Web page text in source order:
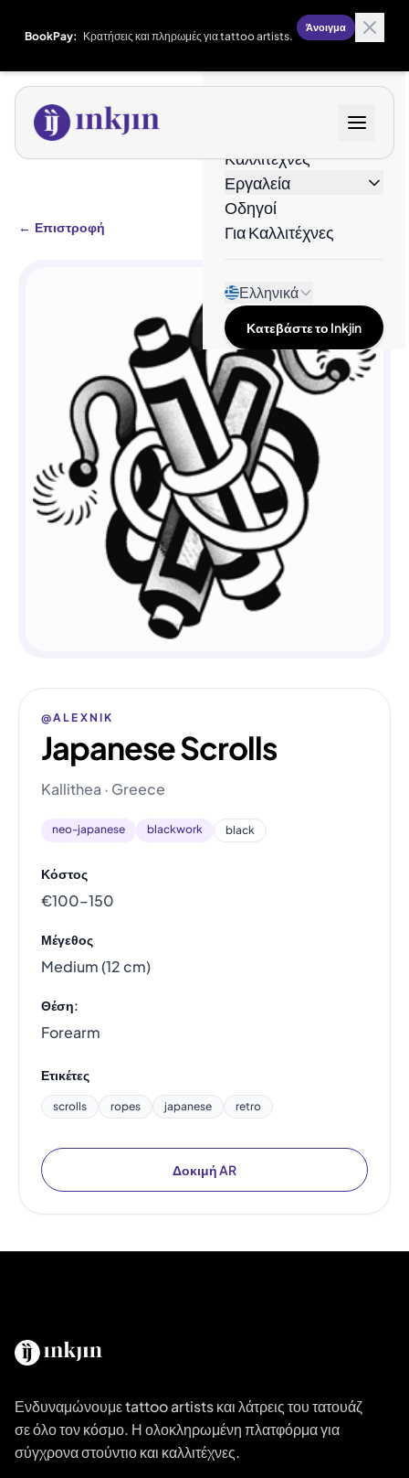
BookPay: Κρατήσεις και πληρωμές για tattoo artists.
Άνοιγμα
Καλλιτέχνες
Εργαλεία
Οδηγοί
Για Καλλιτέχνες
Ελληνικά
Κατεβάστε το Inkjin
← Επιστροφή
@ALEXNIK
Japanese Scrolls
Kallithea · Greece
neo-japanese blackwork black
Κόστος
€100–150
Μέγεθος
Medium (12 cm)
Θέση:
Forearm
Ετικέτες
scrolls ropes japanese retro
Δοκιμή AR
Ενδυναμώνουμε tattoo artists και λάτρεις του τατουάζ
σε όλο τον κόσμο. Η ολοκληρωμένη πλατφόρμα για
σύγχρονα στούντιο και καλλιτέχνες.